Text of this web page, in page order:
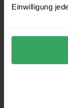
Einwilligung